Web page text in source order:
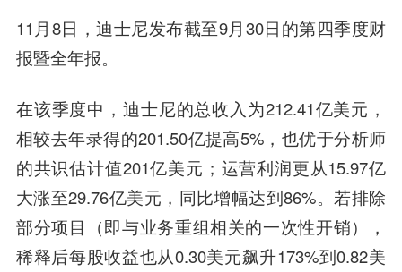
11月8日，迪士尼发布截至9月30日的第四季度财
报暨全年报。
在该季度中，迪士尼的总收入为212.41亿美元，
相较去年录得的201.50亿提高5%，也优于分析师
的共识估计值201亿美元；运营利润更从15.97亿
大涨至29.76亿美元，同比增幅达到86%。若排除
部分项目（即与业务重组相关的一次性开销），
稀释后每股收益也从0.30美元飙升173%到0.82美